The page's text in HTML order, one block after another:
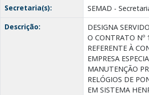
Secretaria(s):
SEMAD -
Descrição:
DESIGNA
O CONTRATO Nº
REFERENTE À
EMPRESA
MANUTENÇÃO
RELÓGIOS DE
EM SISTEMA